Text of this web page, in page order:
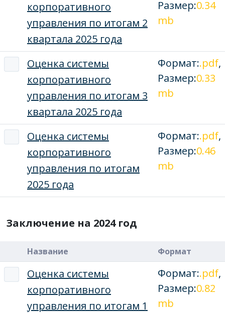
корпоративного
управления по итогам 2
квартала 2025 года
Размер:0.34
mb
Оценка системы
корпоративного
управления по итогам 3
квартала 2025 года
Формат:.pdf,
Размер:0.33
mb
Оценка системы
корпоративного
управления по итогам
2025 года
Формат:.pdf,
Размер:0.46
mb
Заключение на 2024 год
Название Формат
Оценка системы
корпоративного
управления по итогам 1
Формат:.pdf,
Размер:0.82
mb